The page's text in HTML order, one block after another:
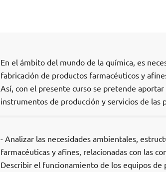
En el ámbito del mundo de la química, es
fabricación de productos farmacéuticos y
Así, con el presente curso se pretende
instrumentos de producción y servicios de las
- Analizar las necesidades ambientales,
farmacéuticas y afines, relacionadas con las
Describir el funcionamiento de los equipos de